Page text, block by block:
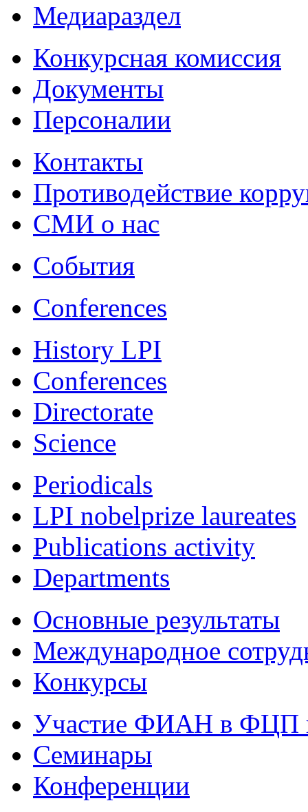
Медиараздел
Конкурсная комиссия
Документы
Персоналии
Контакты
Противодействие
СМИ о нас
События
Conferences
History LPI
Conferences
Directorate
Science
Periodicals
LPI nobelprize laureates
Publications activity
Departments
Основные результаты
Международное
Конкурсы
Участие ФИАН в ФЦП
Семинары
Конференции